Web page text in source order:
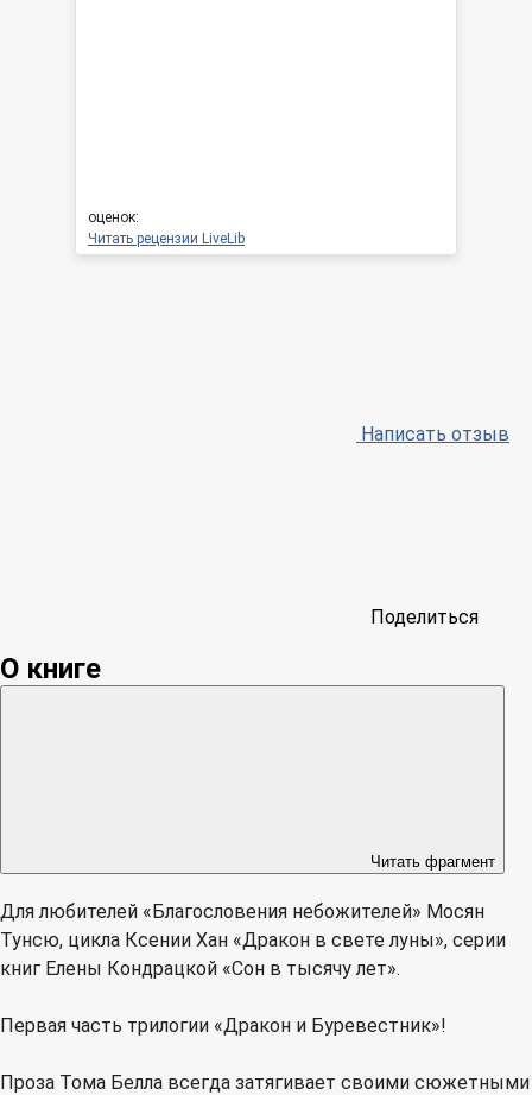
оценок:
Читать рецензии LiveLib
Написать отзыв
Поделиться
О книге
Читать фрагмент
Для любителей «Благословения небожителей» Мосян
Тунсю, цикла Ксении Хан «Дракон в свете луны», серии
книг Елены Кондрацкой «Сон в тысячу лет».
Первая часть трилогии «Дракон и Буревестник»!
Проза Тома Белла всегда затягивает своими сюжетными